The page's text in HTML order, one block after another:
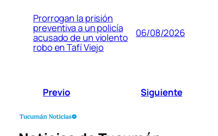
Prorrogan la prisión
preventiva a un policía
acusado de un violento
robo en Tafí Viejo
06/08/2026
Previo Siguiente